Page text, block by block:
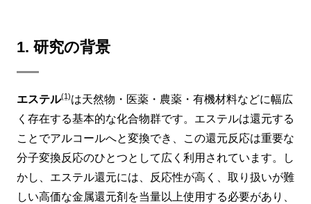
1. 研究の背景
エステル(1)は天然物・医薬・農薬・有機材料などに幅広
く存在する基本的な化合物群です。エステルは還元する
ことでアルコールへと変換でき、この還元反応は重要な
分子変換反応のひとつとして広く利用されています。し
かし、エステル還元には、反応性が高く、取り扱いが難
しい高価な金属還元剤を当量以上使用する必要があり、